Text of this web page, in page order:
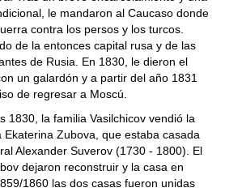
le mandaron al Caucaso donde
contra los persos y los turcos.
de la entonces capital rusa y de las
de Rusia. En 1830, le dieron el
un galardón y a partir del año 1831
de regresar a Moscú.
1830, la familia Vasilchicov vendió la
Ekaterina Zubova, que estaba casada
Alexander Suverov (1730 - 1800). El
dejaron reconstruir y la casa en
1860 las dos casas fueron unidas